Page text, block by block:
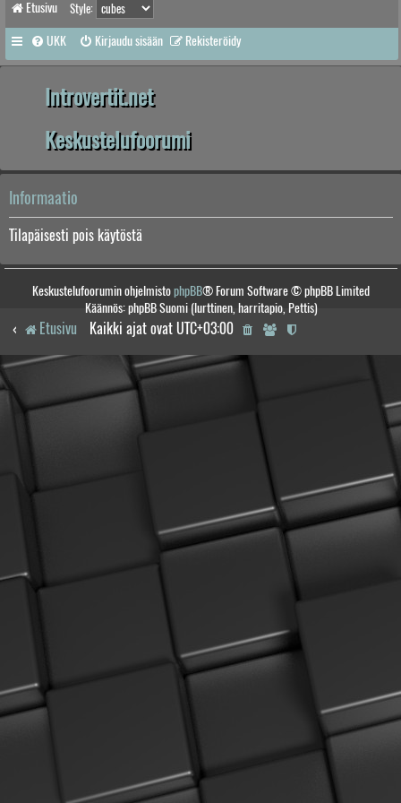
Etusivu Style:
UKK Kirjaudu sisään Rekisteröidy
Introvertit.net
Keskustelufoorumi
Informaatio
Tilapäisesti pois käytöstä
Keskustelufoorumin ohjelmistophpBB® Forum Software © phpBB Limited
Käännös: phpBB Suomi (lurttinen, harritapio, Pettis)
Etusivu Kaikki ajat ovat UTC+03:00